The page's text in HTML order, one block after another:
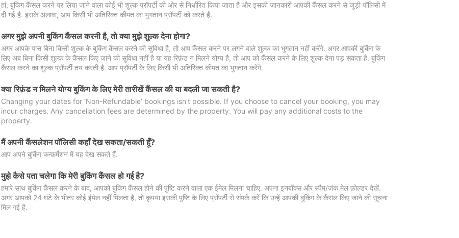
हां, बुकिंग कैंसल करने पर लिया जाने वाला कोई भी शुल्क प्रॉपर्टी की ओर से निर्धारित किया जाता है और इसकी जानकारी आपकी कैंसल करने से जुड़ी पॉलिसी में
दी गई है. इसके अलावा, आप किसी भी अतिरिक्त कीमत का भुगतान प्रॉपर्टी को करते हैं.
अगर मुझे अपनी बुकिंग कैंसल करनी है, तो क्या मुझे शुल्क देना होगा?
अगर आपके पास बिना किसी शुल्क के बुकिंग कैंसल करने की सुविधा है, तो आप कैंसल करने पर लगने वाले शुल्क का भुगतान नहीं करेंगे. अगर आपकी बुकिंग के
लिए अब बिना किसी शुल्क के कैंसल किए जाने की सुविधा नहीं है या यह रिफ़ंड न मिलने योग्य है, तो आप को कैंसल करने के लिए शुल्क देना पड़ सकता है. बुकिंग
कैंसल करने का शुल्क प्रॉपर्टी तय करती है. आप प्रॉपर्टी के लिए किसी भी अतिरिक्त कीमत का भुगतान करेंगे.
क्या रिफ़ंड न मिलने योग्य बुकिंग के लिए मेरी तारीखें कैंसल की या बदली जा सकती है?
Changing your dates for ‘Non-Refundable’ bookings isn't possible. If you choose to cancel your booking, you may
incur charges. Any cancellation fees are determined by the property. You will pay any additional costs to the
property.
मैं अपनी कैंसलेशन पॉलिसी कहाँ देख सकता/सकती हूँ?
आप अपने बुकिंग कन्फ़र्मेशन में यह देख सकते हैं.
मुझे कैसे पता चलेगा कि मेरी बुकिंग कैंसल हो गई है?
हमारे साथ बुकिंग कैंसल करने के बाद, आपको बुकिंग कैंसल होने की पुष्टि करने वाला एक ईमेल मिलना चाहिए. अपना इनबॉक्स और स्पैम/जंक मेल फ़ोल्डर देखें.
अगर आपको 24 घंटे के भीतर कोई ईमेल नहीं मिलता है, तो कृपया इसकी पुष्टि के लिए प्रॉपर्टी से संपर्क करें कि उन्हें आपकी बुकिंग के कैंसल किए जाने की सूचना
मिल गई है.